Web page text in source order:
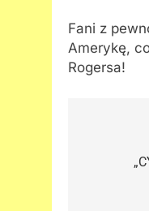
Fani z
Amerykę,
Rogersa!
wpisu